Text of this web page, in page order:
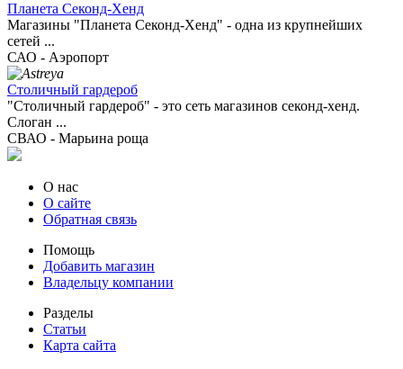
Планета Секонд-Хенд
Магазины "Планета Секонд-Хенд" - одна из крупнейших
сетей ...
САО - Аэропорт
Столичный гардероб
"Столичный гардероб" - это сеть магазинов секонд-хенд.
Слоган ...
СВАО - Марьина роща
О нас
О сайте
Обратная связь
Помощь
Добавить магазин
Владельцу компании
Разделы
Статьи
Карта сайта